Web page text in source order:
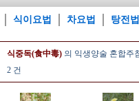
식이요법 차요법 탕전법
식중독(食中毒) 의 익생양술 혼합주
2 건